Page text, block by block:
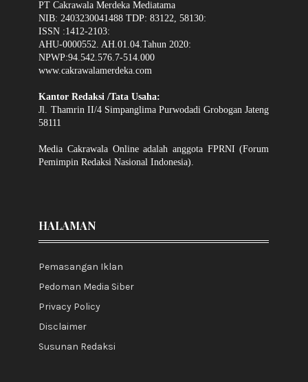
PT Cakrawala Merdeka Mediatama
NIB: 2403230041488 TDP: 83122, 58130:
ISSN :1412-2103:
AHU-0000552. AH.01.04.Tahun 2020:
NPWP:94.542.576.7-514.000
www.cakrawalamerdeka.com
Kantor Redaksi /Tata Usaha:
Jl. Thamrin II/4 Simpanglima Purwodadi Grobogan Jateng
58111
Media Cakrawala Online adalah anggota FPRNI (Forum
Pemimpin Redaksi Nasional Indonesia).
HALAMAN
Pemasangan Iklan
Pedoman Media Siber
Privacy Policy
Disclaimer
Susunan Redaksi